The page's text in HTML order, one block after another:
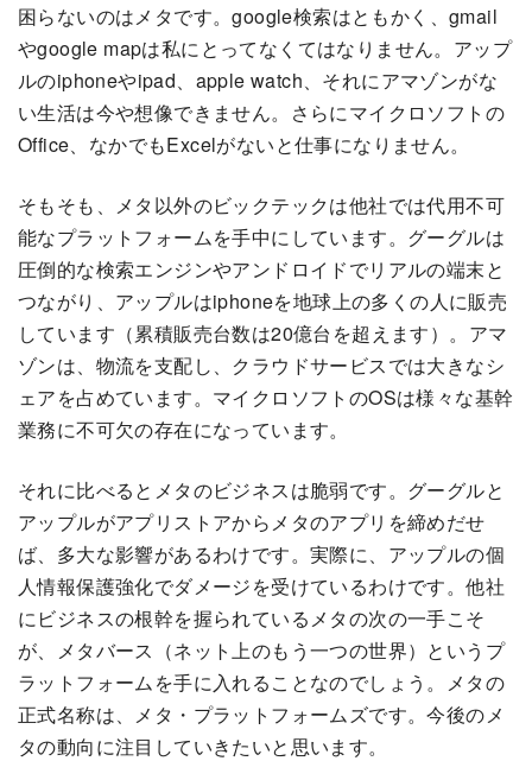
困らないのはメタです。google検索はともかく、gmail
やgoogle mapは私にとってなくてはなりません。アップ
ルのiphoneやipad、apple watch、それにアマゾンがな
い生活は今や想像できません。さらにマイクロソフトの
Office、なかでもExcelがないと仕事になりません。
そもそも、メタ以外のビックテックは他社では代用不可
能なプラットフォームを手中にしています。グーグルは
圧倒的な検索エンジンやアンドロイドでリアルの端末と
つながり、アップルはiphoneを地球上の多くの人に販売
しています（累積販売台数は20億台を超えます）。アマ
ゾンは、物流を支配し、クラウドサービスでは大きなシ
ェアを占めています。マイクロソフトのOSは様々な基幹
業務に不可欠の存在になっています。
それに比べるとメタのビジネスは脆弱です。グーグルと
アップルがアプリストアからメタのアプリを締めだせ
ば、多大な影響があるわけです。実際に、アップルの個
人情報保護強化でダメージを受けているわけです。他社
にビジネスの根幹を握られているメタの次の一手こそ
が、メタバース（ネット上のもう一つの世界）というプ
ラットフォームを手に入れることなのでしょう。メタの
正式名称は、メタ・プラットフォームズです。今後のメ
タの動向に注目していきたいと思います。